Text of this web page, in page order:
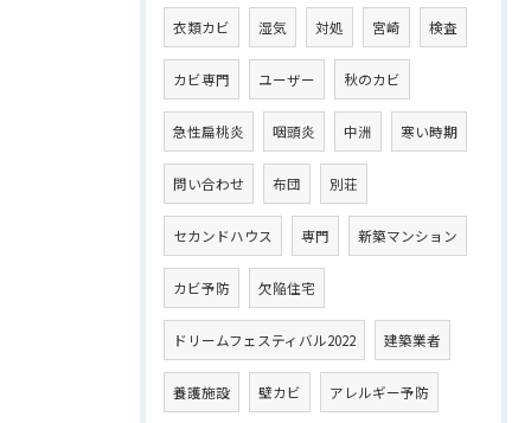
衣類カビ 湿気 対処 宮崎 検査
カビ専門 ユーザー 秋のカビ
急性扁桃炎 咽頭炎 中洲 寒い時期
問い合わせ 布団 別荘
セカンドハウス 専門 新築マンション
カビ予防 欠陥住宅
ドリームフェスティバル2022 建築業者
養護施設 壁カビ アレルギー予防